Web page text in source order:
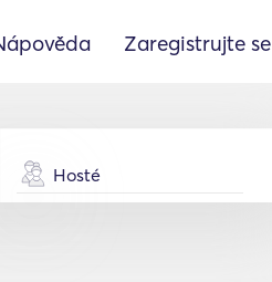
Zaregistrujte se
Hosté